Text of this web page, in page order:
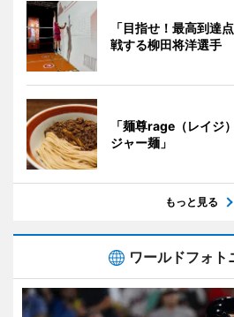
「目指せ！最高到達
戦する柳田将洋選手
「麺尊rage（レイジ
ジャー麺」
もっと見る
ワールドフォト